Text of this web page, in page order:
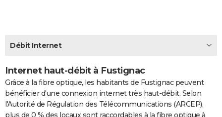
CARTE DE VOEUX
Carte de Noël
Carte Bonne année
Carte Saint-Valentin
Carte Pâques
Carte d'anniversaire
DICTIONNAIRE
PROGRAMME TV
Débit Internet
Internet haut-débit à Fustignac
Grâce à la fibre optique, les habitants de Fustignac peuvent
bénéficier d'une connexion internet très haut-débit. Selon
l'Autorité de Régulation des Télécommunications (ARCEP),
plus de 0 % des locaux sont raccordables à la fibre optique à